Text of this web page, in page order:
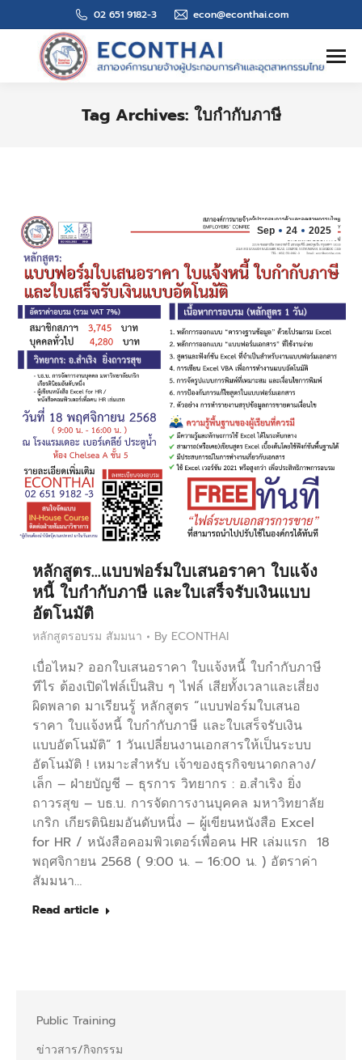
02 651 9182-3 econ@econthai.com
Search:
Tag Archives: ใบกำกับภาษี
Sep 24 2025
หลักสูตร…แบบฟอร์มใบเสนอราคา ใบแจ้ง
หนี้ ใบกำกับภาษี และใบเสร็จรับเงินแบบ
อัตโนมัติ
หลักสูตรอบรม สัมมนา By ECONTHAI
เบื่อไหม? ออกใบเสนอราคา ใบแจ้งหนี้ ใบกำกับภาษี
ทีไร ต้องเปิดไฟล์เป็นสิบ ๆ ไฟล์ เสียทั้งเวลาและเสี่ยง
ผิดพลาด มาเรียนรู้ หลักสูตร “แบบฟอร์มใบเสนอ
ราคา ใบแจ้งหนี้ ใบกำกับภาษี และใบเสร็จรับเงิน
แบบอัตโนมัติ” 1 วันเปลี่ยนงานเอกสารให้เป็นระบบ
อัตโนมัติ ! เหมาะสำหรับ เจ้าของธุรกิจขนาดกลาง/
เล็ก – ฝ่ายบัญชี – ธุรการ วิทยากร : อ.สำเริง ยิ่ง
ถาวรสุข – บธ.บ. การจัดการงานบุคคล มหาวิทยาลัย
เกริก เกียรตินิยมอันดับหนึ่ง – ผู้เขียนหนังสือ Excel
for HR / หนังสือคอมพิวเตอร์เพื่อคน HR เล่มแรก ​ 18
พฤศจิกายน 2568 ( 9:00 น. – 16:00 น. ) อัตราค่า
สัมมนา…
Read article
Public Training
ข่าวสาร/กิจกรรม